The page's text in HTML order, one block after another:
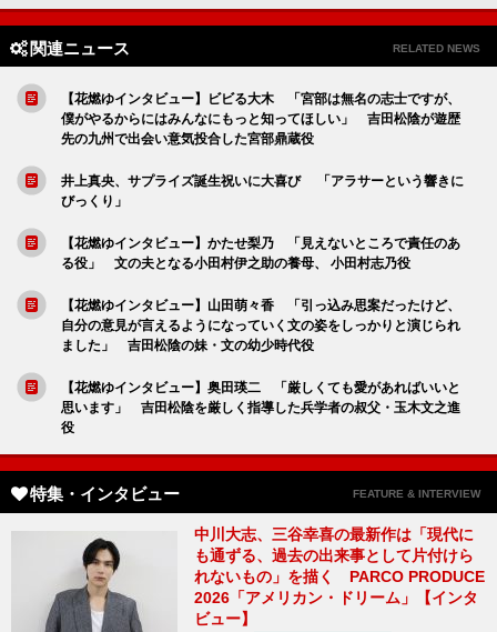
関連ニュース RELATED NEWS
【花燃ゆインタビュー】ビビる大木 「宮部は無名の志士ですが、
僕がやるからにはみんなにもっと知ってほしい」 吉田松陰が遊歴
先の九州で出会い意気投合した宮部鼎蔵役
井上真央、サプライズ誕生祝いに大喜び 「アラサーという響きに
びっくり」
【花燃ゆインタビュー】かたせ梨乃 「見えないところで責任のあ
る役」 文の夫となる小田村伊之助の養母、 小田村志乃役
【花燃ゆインタビュー】山田萌々香 「引っ込み思案だったけど、
自分の意見が言えるようになっていく文の姿をしっかりと演じられ
ました」 吉田松陰の妹・文の幼少時代役
【花燃ゆインタビュー】奥田瑛二 「厳しくても愛があればいいと
思います」 吉田松陰を厳しく指導した兵学者の叔父・玉木文之進
役
特集・インタビュー FEATURE & INTERVIEW
中川大志、三谷幸喜の最新作は「現代に
も通ずる、過去の出来事として片付けら
れないもの」を描く PARCO PRODUCE
2026「アメリカン・ドリーム」【インタ
ビュー】